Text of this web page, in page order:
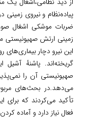
پیاده‌نظام و نیروی
ضربات موشکی اشغال
زمینی ارتش صهیونیستی
این نیرو دچار
گریخته‌اند. پاشنهٔ
صهیونیستی آن را
می‌دهد.در بحث‌های
تأکید می‌کردند که برای
فعال نیاز دارد و آماده